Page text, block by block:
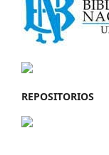
REPOSITORIOS